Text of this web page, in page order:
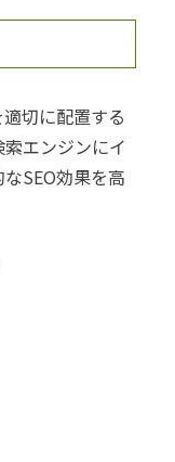
切に配置する
エンジンにイ
SEO効果を高